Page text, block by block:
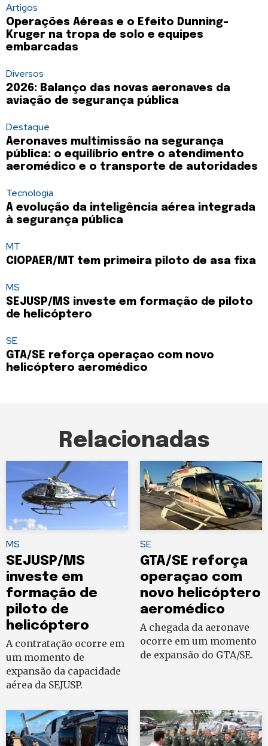
Artigos
Operações Aéreas e o Efeito Dunning-
Kruger na tropa de solo e equipes
embarcadas
Diversos
2026: Balanço das novas aeronaves da
aviação de segurança pública
Destaque
Aeronaves multimissão na segurança
pública: o equilíbrio entre o atendimento
aeromédico e o transporte de autoridades
Tecnologia
A evolução da inteligência aérea integrada
à segurança pública
MT
CIOPAER/MT tem primeira piloto de asa fixa
MS
SEJUSP/MS investe em formação de piloto
de helicóptero
SE
GTA/SE reforça operaçao com novo
helicóptero aeromédico
Relacionadas
MS
SEJUSP/MS
investe em
formação de
piloto de
helicóptero
A contratação ocorre em
um momento de
expansão da capacidade
aérea da SEJUSP.
SE
GTA/SE reforça
operaçao com
novo helicóptero
aeromédico
A chegada da aeronave
ocorre em um momento
de expansão do GTA/SE.